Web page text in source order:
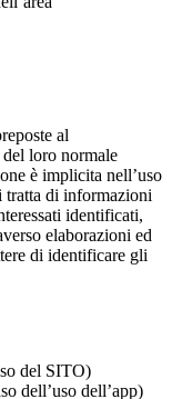
al
del loro normale
è implicita nell’uso
di informazioni
identificati,
elaborazioni ed
di identificare gli
del SITO)
dell’uso dell’app)